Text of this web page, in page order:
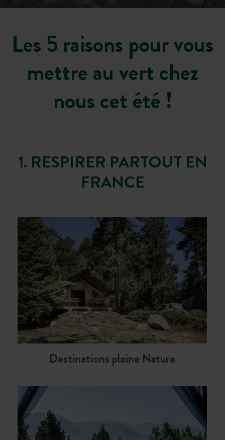
Les 5 raisons pour vous
mettre au vert chez
nous cet été !
1. RESPIRER PARTOUT EN
FRANCE
Destinations pleine Nature